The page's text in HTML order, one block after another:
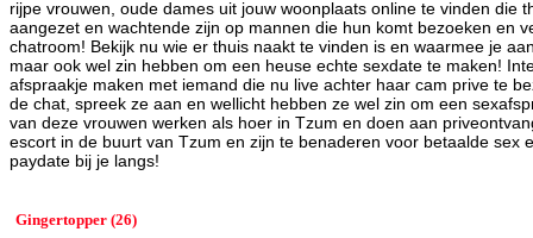
rijpe vrouwen, oude dames uit jouw woonplaats online te vinden die
aangezet en wachtende zijn op mannen die hun komt bezoeken en
chatroom! Bekijk nu wie er thuis naakt te vinden is en waarmee je
maar ook wel zin hebben om een heuse echte sexdate te maken!
afspraakje maken met iemand die nu live achter haar cam prive te
de chat, spreek ze aan en wellicht hebben ze wel zin om een
van deze vrouwen werken als hoer in Tzum en doen aan
escort in de buurt van Tzum en zijn te benaderen voor betaalde sex
paydate bij je langs!
Gingertopper (26)